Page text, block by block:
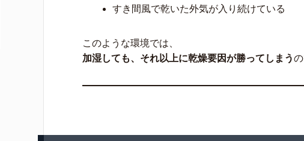
すき間風で乾いた外気が入り続けている
このような環境では、
加湿しても、それ以上に乾燥要因が勝ってしまうの